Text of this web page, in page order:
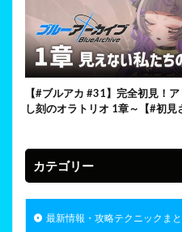
【#ブルアカ #31】完全初見！
し刻のオラトリオ 1章～【#初見
カテゴリー
最新情報・攻略テクニックま